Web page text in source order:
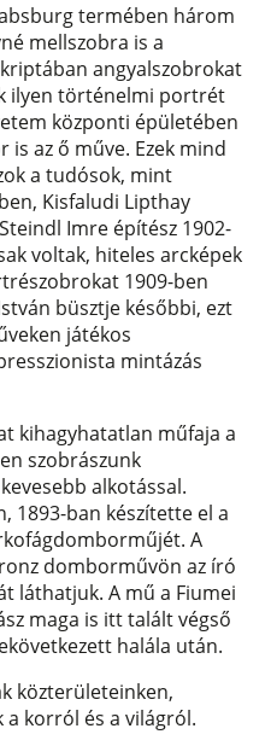
termében három
mellszobra is a
angyalszobrokat
ilyen történelmi portrét
központi épületében
az ő műve. Ezek mind
a tudósok, mint
Kisfaludi Lipthay
Imre építész 1902-
voltak, hiteles arcképek
1909-ben
büsztje későbbi, ezt
játékos
mintázás
kihagyhatatlan műfaja a
szobrászunk
alkotással.
1893-ban készítette el a
A
domborművön az író
láthatjuk. A mű a Fiumei
maga is itt talált végső
halála után.
közterületeinken,
korról és a világról.